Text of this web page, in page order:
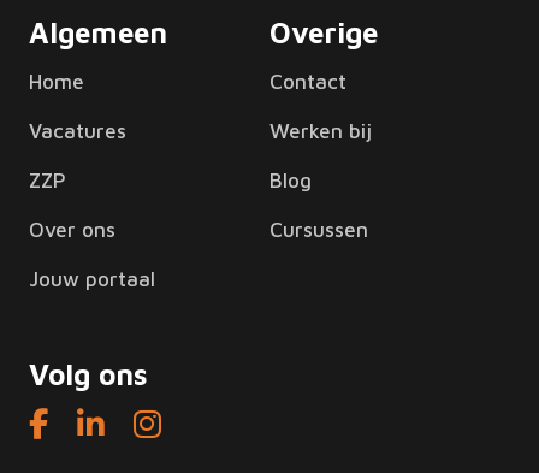
Algemeen
Home
Vacatures
ZZP
Over ons
Jouw portaal
Overige
Contact
Werken bij
Blog
Cursussen
Volg ons